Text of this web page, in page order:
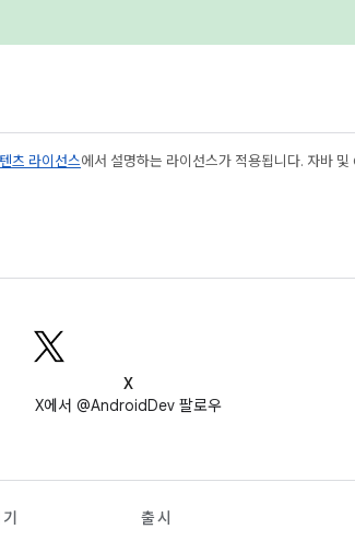
츠 라이선스에서 설명하는 라이선스가 적용됩니다. 자바
X
X에서 @AndroidDev 팔로우
출시